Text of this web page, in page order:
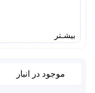
بیشـتر
موجود در انبار